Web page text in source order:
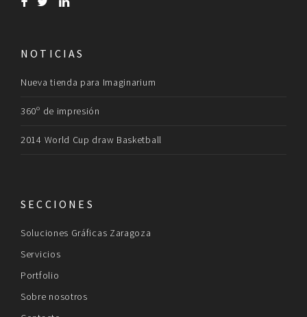
NOTICIAS
Nueva tienda para Imaginarium
360º de impresión
2014 World Cup draw Basketball
SECCIONES
Soluciones Gráficas Zaragoza
Servicios
Portfolio
Sobre nosotros